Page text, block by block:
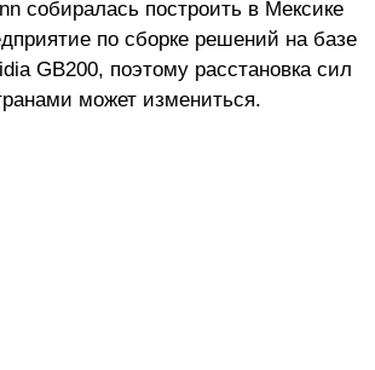
собиралась построить в Мексике
по сборке решений на базе
GB200, поэтому расстановка сил
может измениться.